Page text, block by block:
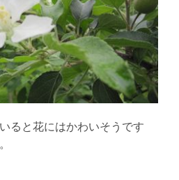
ると花にはかわいそうです